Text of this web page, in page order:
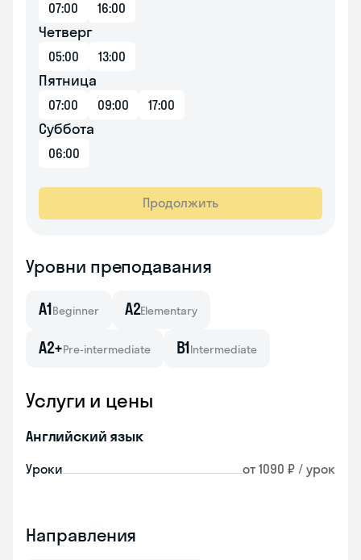
07:00 16:00
Четверг
05:00 13:00
Пятница
07:00 09:00 17:00
Суббота
06:00
Продолжить
Уровни преподавания
A1Beginner A2Elementary
A2+Pre-intermediate B1Intermediate
Услуги и цены
Английский язык
Уроки от 1090 ₽ / урок
Направления